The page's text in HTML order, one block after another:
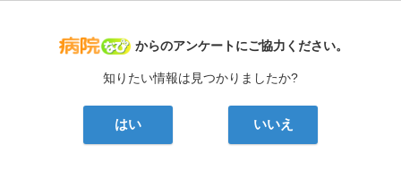
病院なび
からのアンケートにご協力ください。
知りたい情報は見つかりましたか?
はい いいえ